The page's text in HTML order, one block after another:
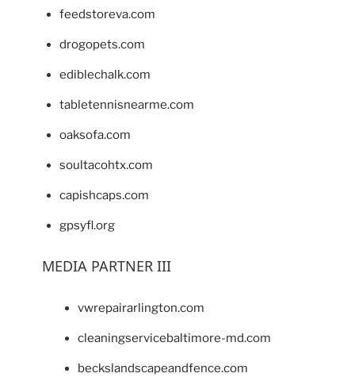
feedstoreva.com
drogopets.com
ediblechalk.com
tabletennisnearme.com
oaksofa.com
soultacohtx.com
capishcaps.com
gpsyfl.org
MEDIA PARTNER III
vwrepairarlington.com
cleaningservicebaltimore-md.com
beckslandscapeandfence.com